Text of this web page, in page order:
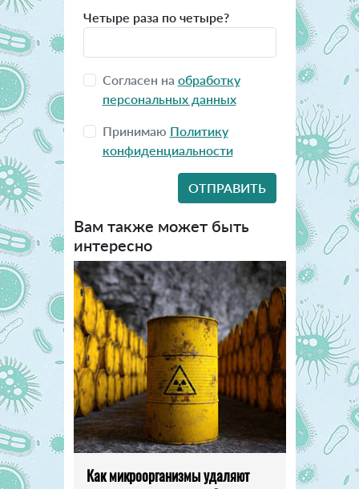
Четыре раза по четыре?
Согласен на обработку
персональных данных
Принимаю Политику
конфиденциальности
Вам также может быть
интересно
Как микроорганизмы удаляют